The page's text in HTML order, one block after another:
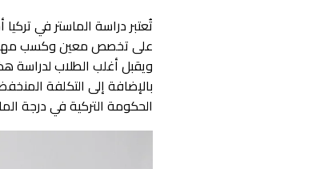
تُعتبر دراسة الماستر في
على تخصص معين وكسب
ويقبل أغلب الطلاب لدراسة
بالإضافة إلى التكلفة
الحكومة التركية في درجة